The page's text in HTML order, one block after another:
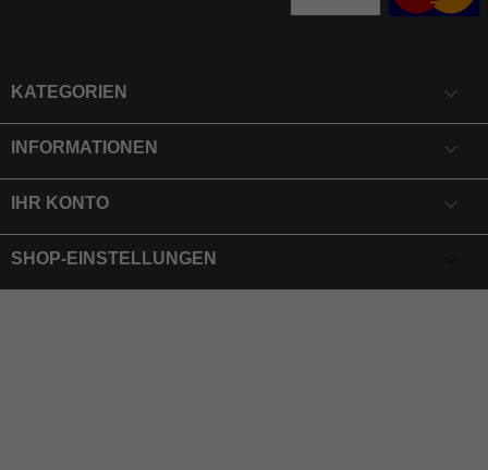
KATEGORIEN 
INFORMATIONEN 
IHR KONTO 
SHOP-EINSTELLUNGEN